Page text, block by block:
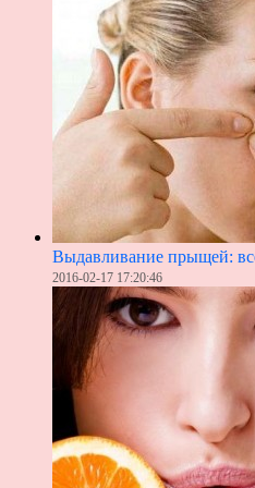
Выдавливание прыщей:
2016-02-17 17:20:46